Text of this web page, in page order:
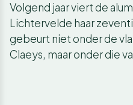
Volgend jaar viert de
Lichtervelde haar
gebeurt niet onder de
Claeys, maar onder die